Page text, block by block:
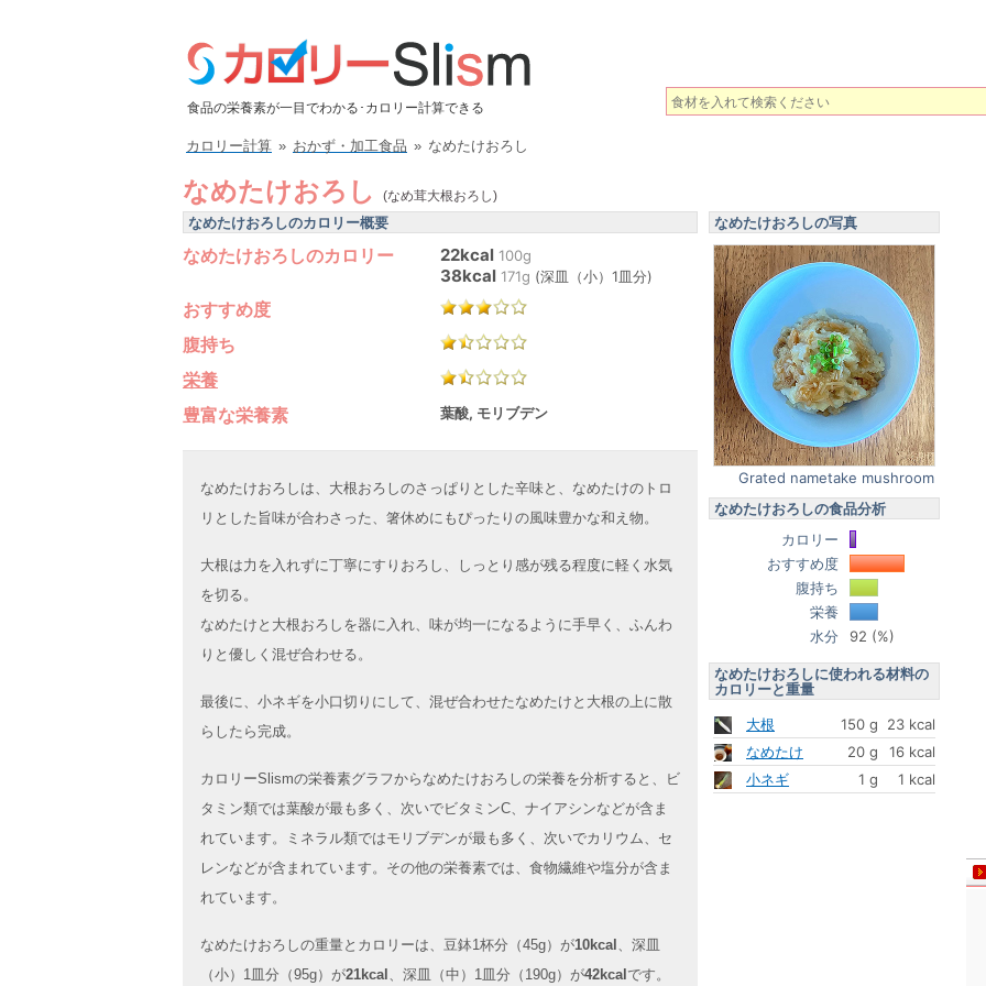
食品の栄養素が一目でわかる･カロリー計算できる
カロリー計算 » おかず・加工食品 » なめたけおろし
なめたけおろし (なめ茸大根おろし)
なめたけおろしのカロリー概要
なめたけおろしのカロリー 22kcal 100g
38kcal 171g (深皿（小）1皿分)
おすすめ度
腹持ち
栄養
豊富な栄養素
葉酸, モリブデン
なめたけおろしは、大根おろしのさっぱりとした辛味と、なめたけのトロ
リとした旨味が合わさった、箸休めにもぴったりの風味豊かな和え物。
大根は力を入れずに丁寧にすりおろし、しっとり感が残る程度に軽く水気
を切る。
なめたけと大根おろしを器に入れ、味が均一になるように手早く、ふんわ
りと優しく混ぜ合わせる。
最後に、小ネギを小口切りにして、混ぜ合わせたなめたけと大根の上に散
らしたら完成。
カロリーSlismの栄養素グラフからなめたけおろしの栄養を分析すると、ビ
タミン類では葉酸が最も多く、次いでビタミンC、ナイアシンなどが含ま
れています。ミネラル類ではモリブデンが最も多く、次いでカリウム、セ
レンなどが含まれています。その他の栄養素では、食物繊維や塩分が含ま
れています。
なめたけおろしの重量とカロリーは、豆鉢1杯分（45g）が10kcal 、深皿
（小）1皿分（95g）が21kcal 、深皿（中）1皿分（190g）が42kcal です。
なめたけおろしの写真
Grated nametake mushroom
なめたけおろしの食品分析
カロリー
おすすめ度
腹持ち
栄養
水分
92 (%)
なめたけおろしに使われる材料の
カロリーと重量
大根
150 g
23 kcal
なめたけ
20 g
16 kcal
小ネギ
1 g 1 kcal